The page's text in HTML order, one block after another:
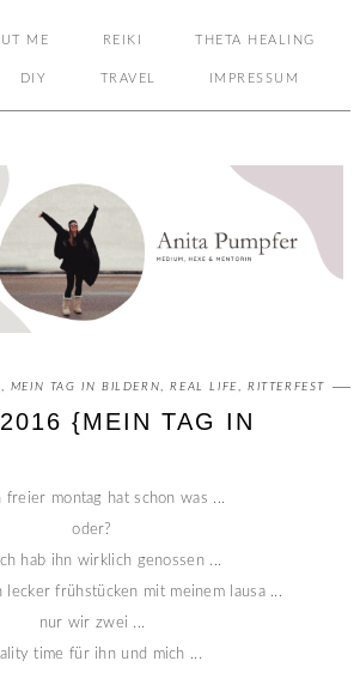
ME REIKI THETA HEALING
DIY TRAVEL IMPRESSUM
MEIN TAG IN BILDERN ,REAL LIFE ,RITTERFEST
{MEIN TAG IN
freier montag hat schon was ...
oder?
hab ihn wirklich genossen ...
lecker frühstücken mit meinem lausa ...
nur wir zwei ...
time für ihn und mich ...